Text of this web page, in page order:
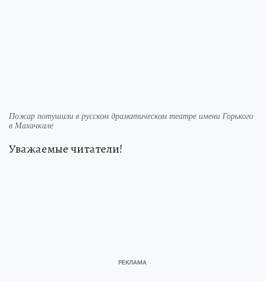
Пожар потушили в русском драматическом театре имени Горького
в Махачкале
Уважаемые читатели!